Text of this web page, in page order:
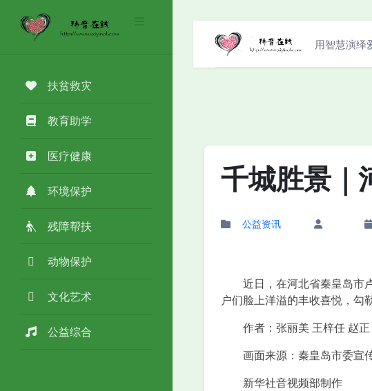
扶贫救灾
教育助学
医疗健康
环境保护
残障帮扶
动物保护
文化艺术
公益综合
用智慧演绎
千城胜景｜
公益资讯
近日，在河北省秦皇岛市卢
户们脸上洋溢的丰收喜悦，勾
作者：张丽美 王梓任 赵正
画面来源：秦皇岛市委宣
新华社音视频部制作